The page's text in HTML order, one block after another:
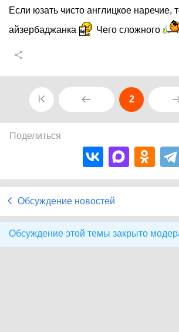
Если юзать чисто англицкое наречие,
айзербаджанка
Чего сложного
2
Поделиться
Обсуждение новостей
Обсуждение этой темы закрыто